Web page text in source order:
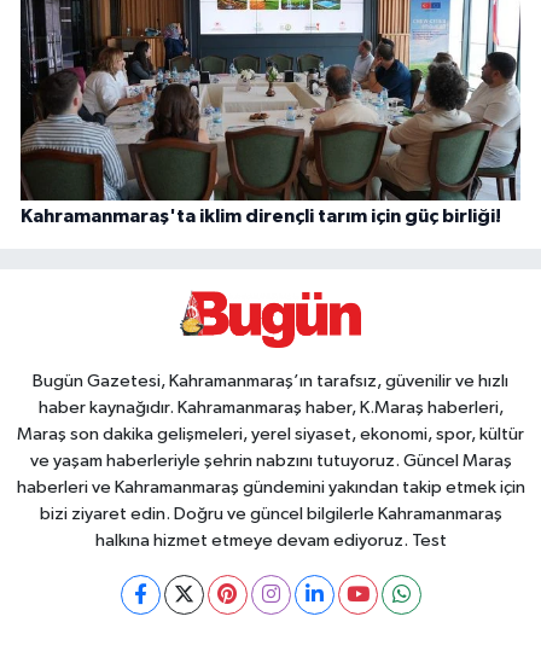
Kahramanmaraş'ta iklim dirençli tarım için güç birliği!
Bugün Gazetesi, Kahramanmaraş’ın tarafsız, güvenilir ve hızlı
haber kaynağıdır. Kahramanmaraş haber, K.Maraş haberleri,
Maraş son dakika gelişmeleri, yerel siyaset, ekonomi, spor, kültür
ve yaşam haberleriyle şehrin nabzını tutuyoruz. Güncel Maraş
haberleri ve Kahramanmaraş gündemini yakından takip etmek için
bizi ziyaret edin. Doğru ve güncel bilgilerle Kahramanmaraş
halkına hizmet etmeye devam ediyoruz. Test